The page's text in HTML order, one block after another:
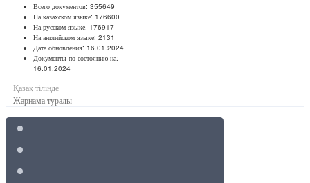
Всего документов: 355649
На казахском языке: 176600
На русском языке: 176917
На английском языке: 2131
Дата обновления: 16.01.2024
Документы по состоянию на:
16.01.2024
Қазақ тілінде
Жарнама туралы